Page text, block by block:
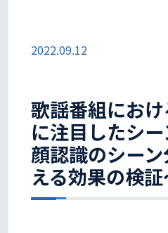
2022.09.12
歌謡番組にお
に注目したシ
顔認識のシー
える効果の検